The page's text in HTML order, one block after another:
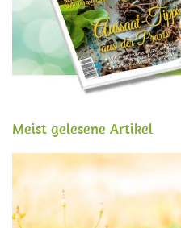
Meist gelesene Artikel